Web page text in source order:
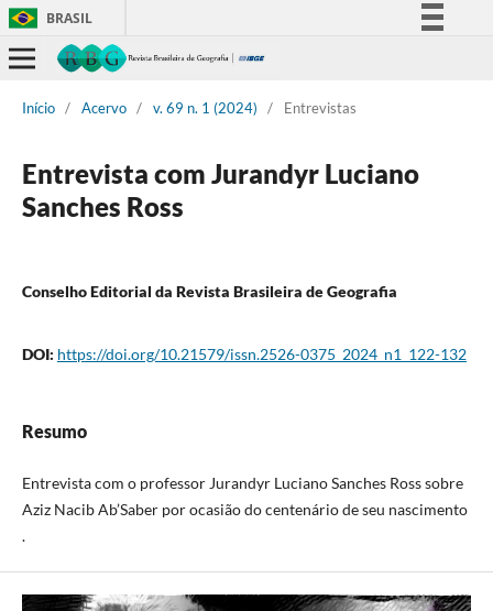
BRASIL
Participe
Legislação
Início / Acervo / v. 69 n. 1 (2024) / Entrevistas
Entrevista com Jurandyr Luciano
Sanches Ross
Conselho Editorial da Revista Brasileira de Geografia
DOI: https://doi.org/10.21579/issn.2526-0375_2024_n1_122-132
Resumo
Entrevista com o professor Jurandyr Luciano Sanches Ross sobre
Aziz Nacib Ab’Saber por ocasião do centenário de seu nascimento
.